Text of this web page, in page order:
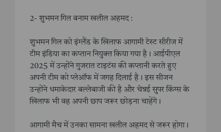
2- शुभमन गिल बनाम खलील अहमद :
शुभमन गिल को इंग्लैंड के खिलाफ आगामी टेस्ट सीरीज में
टीम इंडिया का कप्तान नियुक्त किया गया है। आईपीएल
2025 में उन्होंने गुजरात टाइटंस की कप्तानी करते हुए
अपनी टीम को प्लेऑफ में जगह दिलाई है। इस सीजन
उन्होंने धमाकेदार बल्लेबाजी की है और चेन्नई सुपर किंग्स के
खिलाफ भी वह अपनी छाप जरूर छोड़ना चाहेंगे।
आगामी मैच में उनका सामना खलील अहमद से जरूर होगा।